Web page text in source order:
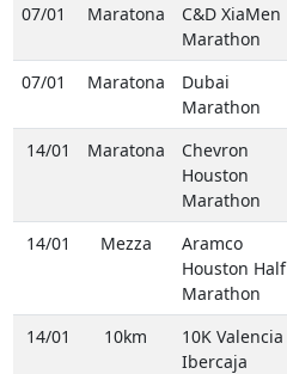
07/01
Maratona
C&D XiaMen
Marathon
07/01 Maratona
Dubai
Marathon
14/01 Maratona
Chevron
Houston
Marathon
14/01 Mezza
Aramco
Houston Half
Marathon
14/01 10km
10K Valencia
Ibercaja